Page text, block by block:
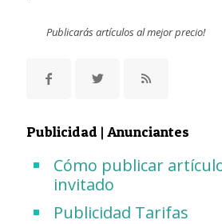
Publicarás artículos al mejor precio!
Publicidad | Anunciantes
Cómo publicar
invitado
Publicidad Tarifas